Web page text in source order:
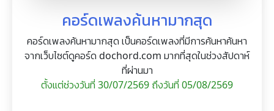
คอร์ดเพลงค้นหามากสุด
คอร์ดเพลงค้นหามากสุด เป็นคอร์ดเพลงที่มีการค้นหาค้นหา
จากเว็บไซต์ดูคอร์ด dochord.com มากที่สุดในช่วงสัปดาห์
ที่ผ่านมา
ตั้งแต่ช่วงวันที่ 30/07/2569 ถึงวันที่ 05/08/2569